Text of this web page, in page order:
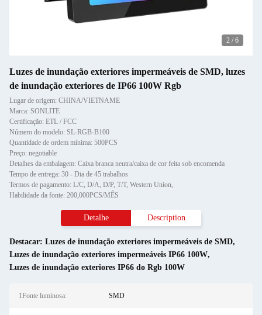
2 / 6
Luzes de inundação exteriores impermeáveis de SMD, luzes
de inundação exteriores de IP66 100W Rgb
Lugar de origem: CHINA/VIETNAME
Marca: SONLITE
Certificação: ETL / FCC
Número do modelo: SL-RGB-B100
Quantidade de ordem mínima: 500PCS
Preço: negotiable
Detalhes da embalagem: Caixa branca neutra/caixa de cor feita sob encomenda
Tempo de entrega: 30 - Dia de 45 trabalhos
Termos de pagamento: L/C, D/A, D/P, T/T, Western Union,
Habilidade da fonte: 200,000PCS/MÊS
Detalhe Description
Destacar: Luzes de inundação exteriores impermeáveis de SMD,
Luzes de inundação exteriores impermeáveis IP66 100W,
Luzes de inundação exteriores IP66 do Rgb 100W
1Fonte luminosa: SMD